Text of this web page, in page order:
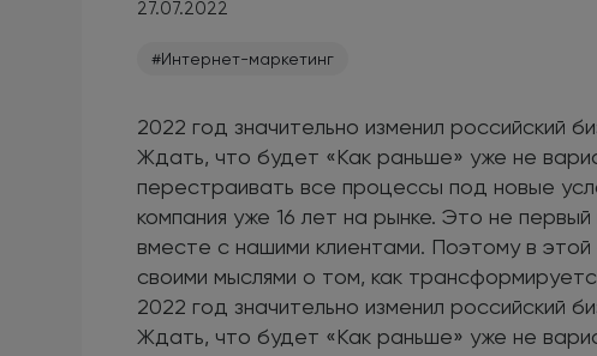
27.07.2022
#Интернет-маркетинг
2022 год значительно изменил российский
Ждать, что будет «Как раньше» уже не
перестраивать все процессы под новые
компания уже 16 лет на рынке. Это не
вместе с нашими клиентами. Поэтому в
своими мыслями о том, как
2022 год значительно изменил российский
Ждать, что будет «Как раньше» уже не